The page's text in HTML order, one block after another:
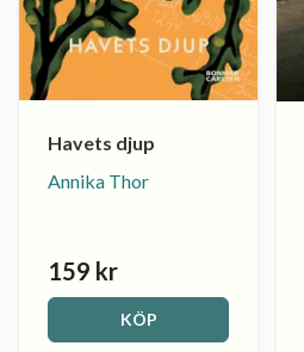
Havets djup
Annika Thor
159 kr
KÖP